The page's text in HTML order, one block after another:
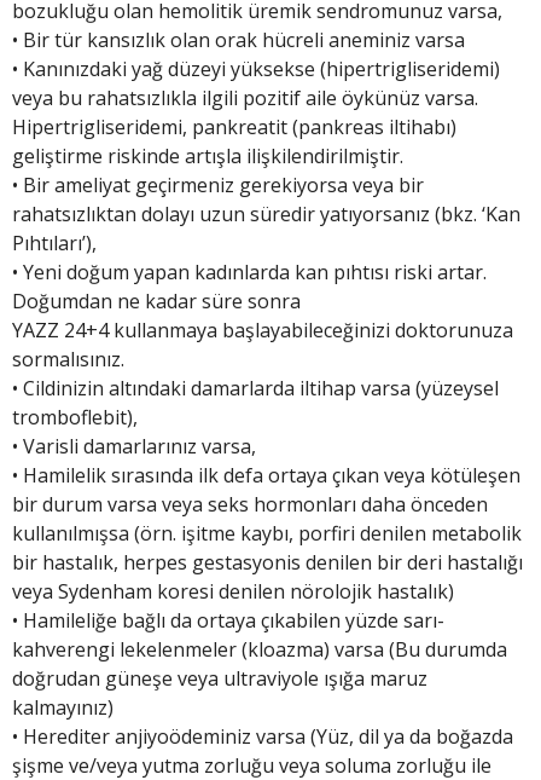
bozukluğu olan hemolitik üremik sendromunuz varsa,
• Bir tür kansızlık olan orak hücreli aneminiz varsa
• Kanınızdaki yağ düzeyi yüksekse (hipertrigliseridemi)
veya bu rahatsızlıkla ilgili pozitif aile öykünüz varsa.
Hipertrigliseridemi, pankreatit (pankreas iltihabı)
geliştirme riskinde artışla ilişkilendirilmiştir.
• Bir ameliyat geçirmeniz gerekiyorsa veya bir
rahatsızlıktan dolayı uzun süredir yatıyorsanız (bkz. ‘Kan
Pıhtıları’),
• Yeni doğum yapan kadınlarda kan pıhtısı riski artar.
Doğumdan ne kadar süre sonra
YAZZ 24+4 kullanmaya başlayabileceğinizi doktorunuza
sormalısınız.
• Cildinizin altındaki damarlarda iltihap varsa (yüzeysel
tromboflebit),
• Varisli damarlarınız varsa,
• Hamilelik sırasında ilk defa ortaya çıkan veya kötüleşen
bir durum varsa veya seks hormonları daha önceden
kullanılmışsa (örn. işitme kaybı, porfiri denilen metabolik
bir hastalık, herpes gestasyonis denilen bir deri hastalığı
veya Sydenham koresi denilen nörolojik hastalık)
• Hamileliğe bağlı da ortaya çıkabilen yüzde sarı-
kahverengi lekelenmeler (kloazma) varsa (Bu durumda
doğrudan güneşe veya ultraviyole ışığa maruz
kalmayınız)
• Herediter anjiyoödeminiz varsa (Yüz, dil ya da boğazda
şişme ve/veya yutma zorluğu veya soluma zorluğu ile